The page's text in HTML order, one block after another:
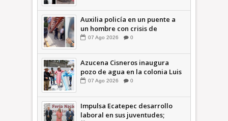
Auxilia policía en un puente a
un hombre con crisis de
ansiedad en la Vía Morelos |
07 Ago 2026 0
Azucena Cisneros inaugura
pozo de agua en la colonia Luis
Donaldo Colosio +Video |
07 Ago 2026 0
Impulsa Ecatepec desarrollo
laboral en sus juventudes;